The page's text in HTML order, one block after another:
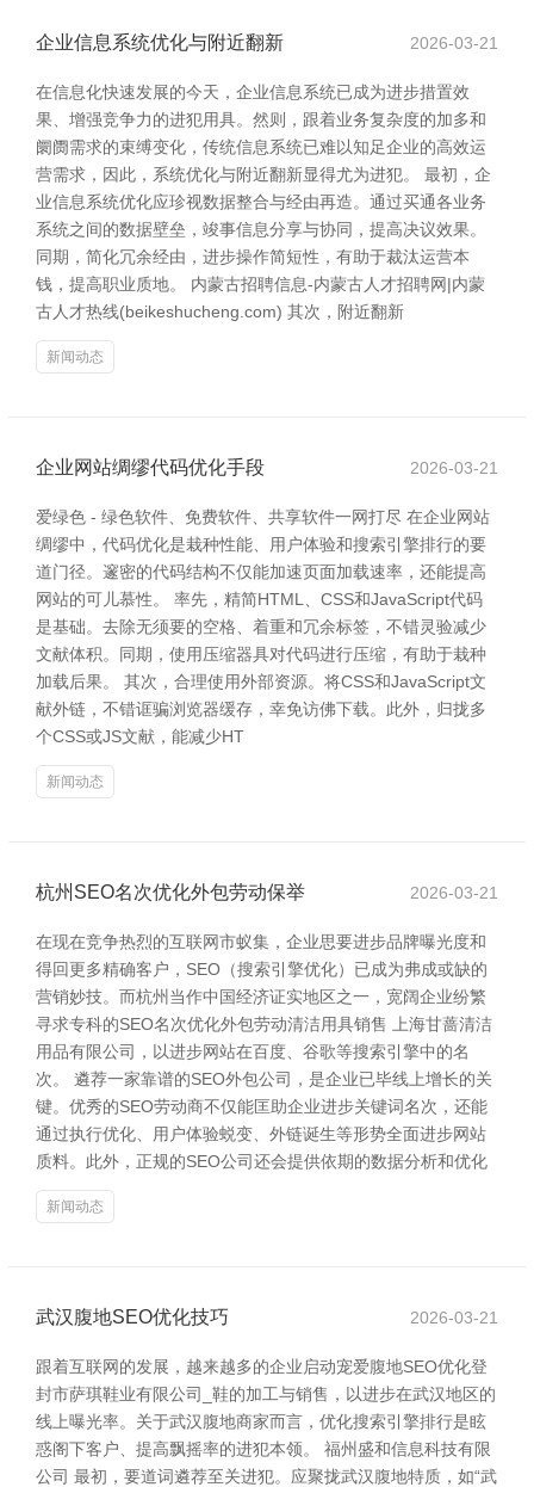
企业信息系统优化与附近翻新 2026-03-21
在信息化快速发展的今天，企业信息系统已成为进步措置效
果、增强竞争力的进犯用具。然则，跟着业务复杂度的加多和
阛阓需求的束缚变化，传统信息系统已难以知足企业的高效运
营需求，因此，系统优化与附近翻新显得尤为进犯。 最初，企
业信息系统优化应珍视数据整合与经由再造。通过买通各业务
系统之间的数据壁垒，竣事信息分享与协同，提高决议效果。
同期，简化冗余经由，进步操作简短性，有助于裁汰运营本
钱，提高职业质地。 内蒙古招聘信息-内蒙古人才招聘网|内蒙
古人才热线(beikeshucheng.com) 其次，附近翻新
新闻动态
企业网站绸缪代码优化手段 2026-03-21
爱绿色 - 绿色软件、免费软件、共享软件一网打尽 在企业网站
绸缪中，代码优化是栽种性能、用户体验和搜索引擎排行的要
道门径。邃密的代码结构不仅能加速页面加载速率，还能提高
网站的可儿慕性。 率先，精简HTML、CSS和JavaScript代码
是基础。去除无须要的空格、着重和冗余标签，不错灵验减少
文献体积。同期，使用压缩器具对代码进行压缩，有助于栽种
加载后果。 其次，合理使用外部资源。将CSS和JavaScript文
献外链，不错诓骗浏览器缓存，幸免访佛下载。此外，归拢多
个CSS或JS文献，能减少HT
新闻动态
杭州SEO名次优化外包劳动保举 2026-03-21
在现在竞争热烈的互联网市蚁集，企业思要进步品牌曝光度和
得回更多精确客户，SEO（搜索引擎优化）已成为弗成或缺的
营销妙技。而杭州当作中国经济证实地区之一，宽阔企业纷繁
寻求专科的SEO名次优化外包劳动清洁用具销售 上海甘蔷清洁
用品有限公司，以进步网站在百度、谷歌等搜索引擎中的名
次。 遴荐一家靠谱的SEO外包公司，是企业已毕线上增长的关
键。优秀的SEO劳动商不仅能匡助企业进步关键词名次，还能
通过执行优化、用户体验蜕变、外链诞生等形势全面进步网站
质料。此外，正规的SEO公司还会提供依期的数据分析和优化
新闻动态
武汉腹地SEO优化技巧 2026-03-21
跟着互联网的发展，越来越多的企业启动宠爱腹地SEO优化登
封市萨琪鞋业有限公司_鞋的加工与销售，以进步在武汉地区的
线上曝光率。关于武汉腹地商家而言，优化搜索引擎排行是眩
惑阁下客户、提高飘摇率的进犯本领。 福州盛和信息科技有限
公司 最初，要道词遴荐至关进犯。应聚拢武汉腹地特质，如“武